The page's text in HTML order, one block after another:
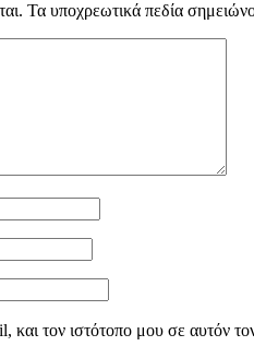
Τα υποχρεωτικά πεδία
τον ιστότοπο μου σε αυτόν